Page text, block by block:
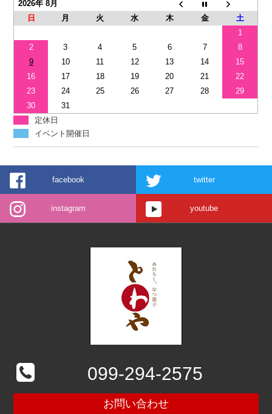
2026年 8月
日
月 火 水 木 金
土
1
2
3 4 5 6 7
8
9
10 11 12 13 14
15
16
17 18 19 20 21
22
23
24 25 26 27 28
29
30
31
定休日
イベント開催日
facebook twitter
instagram youtube
099-294-2575
お問い合わせ